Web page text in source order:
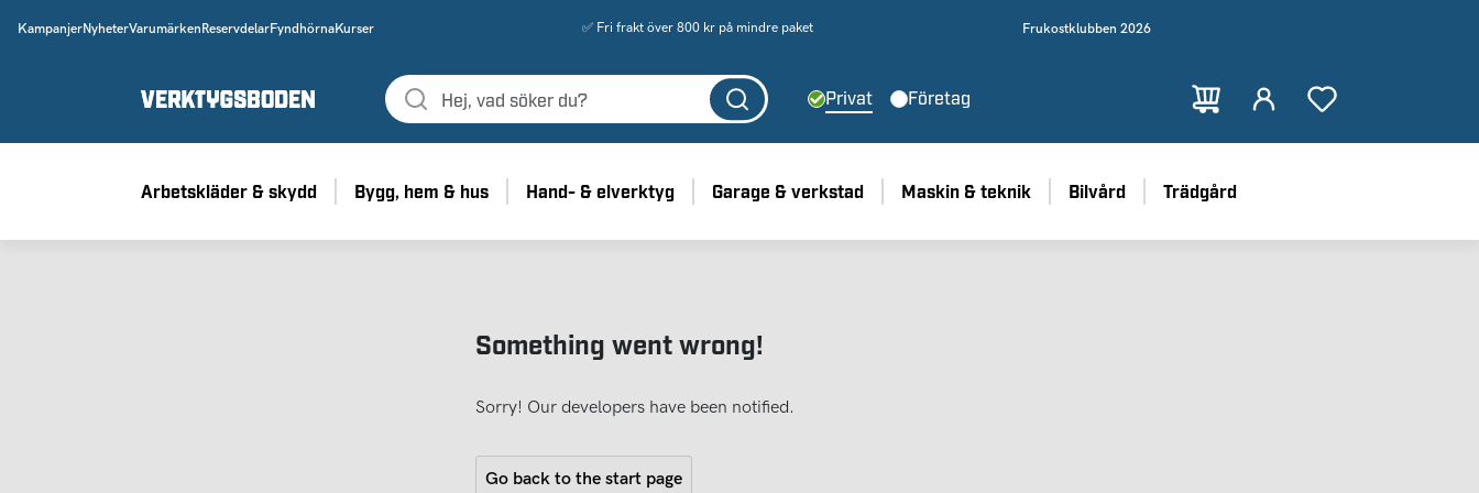
KampanjerNyheterVarumärken ReservdelarFyndhörnaKurser ✅ Fri frakt över 800 kr på mindre paket Frukostklubben 2026
Privat Företag
Arbetskläder & skydd Bygg, hem & hus Hand- & elverktyg Garage & verkstad Maskin & teknik Bilvård Trädgård
Something went wrong!
Sorry! Our developers have been notified.
Go back to the start page